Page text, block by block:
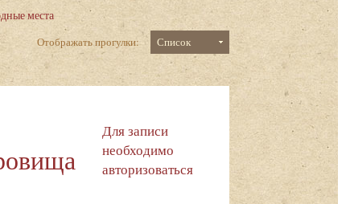
места
Отображать прогулки:
Список
Для записи
необходимо
авторизоваться